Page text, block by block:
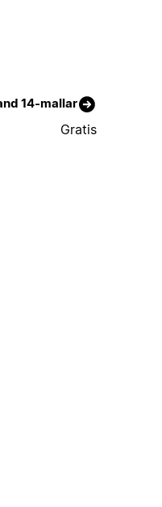
14-mallar
Gratis